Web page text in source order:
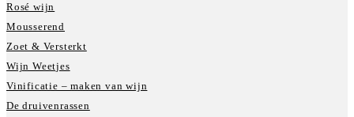
Rosé wijn
Mousserend
Zoet & Versterkt
Wijn Weetjes
Vinificatie – maken van wijn
De druivenrassen